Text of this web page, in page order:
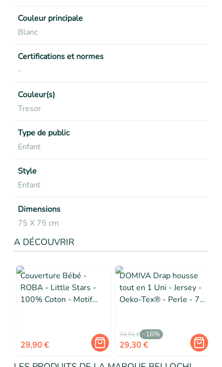
Couleur principale
Blanc
Certifications et normes
-
Couleur(s)
Tresor
Type de public
Enfant
Style
Enfant
Dimensions
75 X 75 cm
A DÉCOUVRIR
Couverture Bébé -
ROBA - Little Stars -
100% Coton - Motif
29,90 €
DOMIVA Drap housse
tout en 1 Uni - Jersey -
Oeko-Tex® - Perle - 70
34,91 € -16%
29,30 €